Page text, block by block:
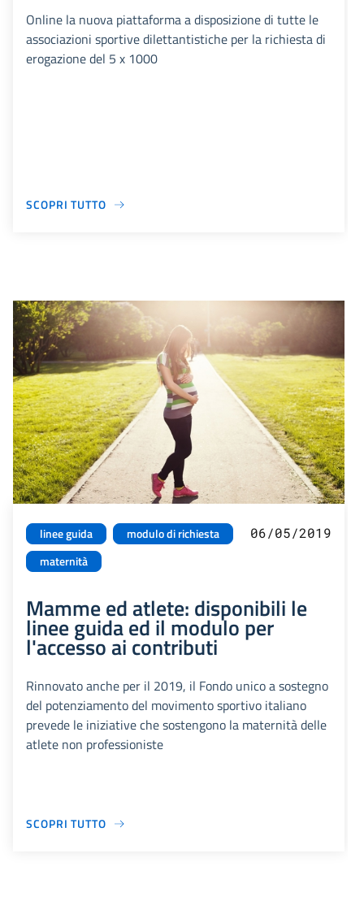
Online la nuova piattaforma a disposizione di tutte le
associazioni sportive dilettantistiche per la richiesta di
erogazione del 5 x 1000
SCOPRI TUTTO
linee guida
modulo di richiesta
maternità
06/05/2019
Mamme ed atlete: disponibili le
linee guida ed il modulo per
l'accesso ai contributi
Rinnovato anche per il 2019, il Fondo unico a sostegno
del potenziamento del movimento sportivo italiano
prevede le iniziative che sostengono la maternità delle
atlete non professioniste
SCOPRI TUTTO